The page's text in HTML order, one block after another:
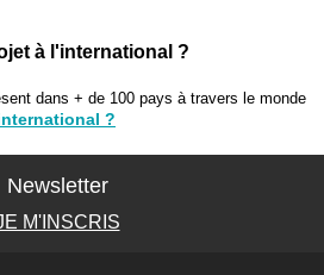
à l'international ?
dans + de 100 pays à travers le monde
?
Newsletter
M'INSCRIS